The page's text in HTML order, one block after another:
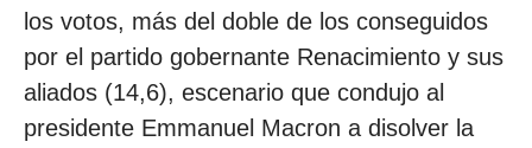
los votos, más del doble de los conseguidos
por el partido gobernante Renacimiento y sus
aliados (14,6), escenario que condujo al
presidente Emmanuel Macron a disolver la